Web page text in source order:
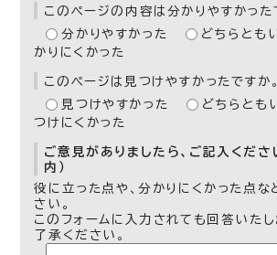
このページの内容は分かりやすかった
分かりやすかった
どちらとも
かりにくかった
このページは見つけやすかったですか。
見つけやすかった
どちらとも
つけにくかった
ご意見がありましたら、ご記入くださ
内）
役に立った点や、分かりにくかった点な
さい。
このフォームに入力されても回答いたし
了承ください。